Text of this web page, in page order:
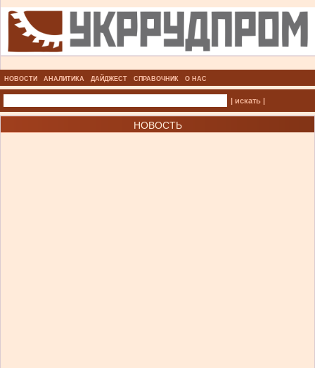
НОВОСТИ АНАЛИТИКА ДАЙДЖЕСТ СПРАВОЧНИК О НАС
| искать |
НОВОСТЬ